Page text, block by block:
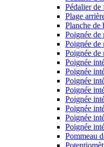
Pédalier de
Plage
Planche de
Poignée de
Poignée de
Poignée de
Poignée
Poignée
Poignée
Poignée
Poignée
Poignée
Poignée
Poignée
Pommeau